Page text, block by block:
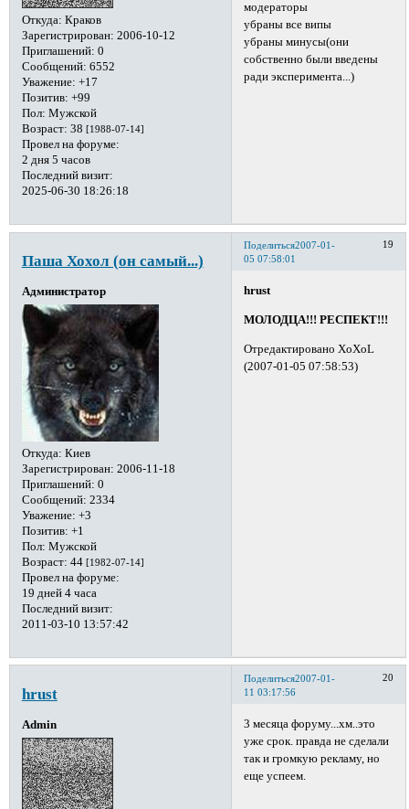
Откуда: Краков
Зарегистрирован: 2006-10-12
Приглашений: 0
Сообщений: 6552
Уважение: +17
Позитив: +99
Пол: Мужской
Возраст: 38 [1988-07-14]
Провел на форуме:
2 дня 5 часов
Последний визит:
2025-06-30 18:26:18
модераторы
убраны все випы
убраны минусы(они
собственно были введены
ради эксперимента...)
Поделиться 19
2007-01-
05 07:58:01
Паша Хохол (он самый...)
Администратор
Откуда: Киев
Зарегистрирован: 2006-11-18
Приглашений: 0
Сообщений: 2334
Уважение: +3
Позитив: +1
Пол: Мужской
Возраст: 44 [1982-07-14]
Провел на форуме:
19 дней 4 часа
Последний визит:
2011-03-10 13:57:42
hrust
МОЛОДЦА!!! РЕСПЕКТ!!!
Отредактировано XoXoL
(2007-01-05 07:58:53)
Поделиться 20
2007-01-
11 03:17:56
hrust
Admin
3 месяца форуму...хм..это
уже срок. правда не сделали
так и громкую рекламу, но
еще успеем.